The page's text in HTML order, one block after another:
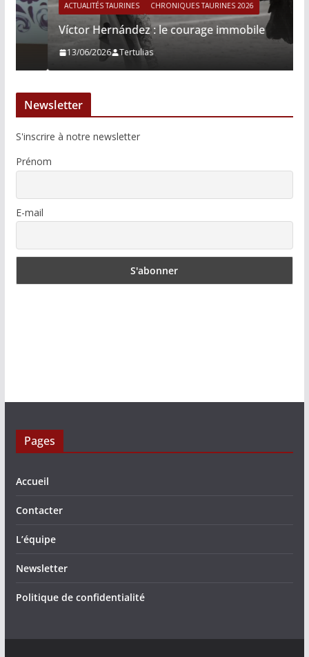
ACTUALITÉS TAURINES CHRONIQUES TAURINES 2026
Víctor Hernández : le courage immobile
13/06/2026 Tertulias
Newsletter
S'inscrire à notre newsletter
Prénom
E-mail
Pages
Accueil
Contacter
L’équipe
Newsletter
Politique de confidentialité